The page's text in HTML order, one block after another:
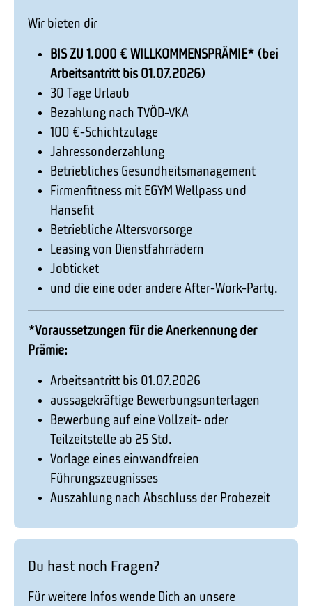
Wir bieten dir
BIS ZU 1.000 € WILLKOMMENSPRÄMIE* (bei
Arbeitsantritt bis 01.07.2026)
30 Tage Urlaub
Bezahlung nach TVÖD-VKA
100 €-Schichtzulage
Jahressonderzahlung
Betriebliches Gesundheitsmanagement
Firmenfitness mit EGYM Wellpass und
Hansefit
Betriebliche Altersvorsorge
Leasing von Dienstfahrrädern
Jobticket
und die eine oder andere After-Work-Party.
*Voraussetzungen für die Anerkennung der
Prämie:
Arbeitsantritt bis 01.07.2026
aussagekräftige Bewerbungsunterlagen
Bewerbung auf eine Vollzeit- oder
Teilzeitstelle ab 25 Std.
Vorlage eines einwandfreien
Führungszeugnisses
Auszahlung nach Abschluss der Probezeit
Du hast noch Fragen?
Für weitere Infos wende Dich an unsere